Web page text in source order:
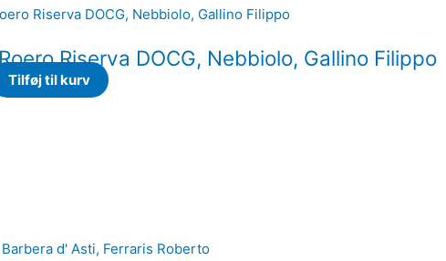
Riserva DOCG, Nebbiolo, Gallino Filippo
Tilføj til kurv